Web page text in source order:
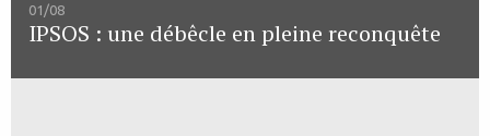
01/08
IPSOS : une débêcle en pleine reconquête